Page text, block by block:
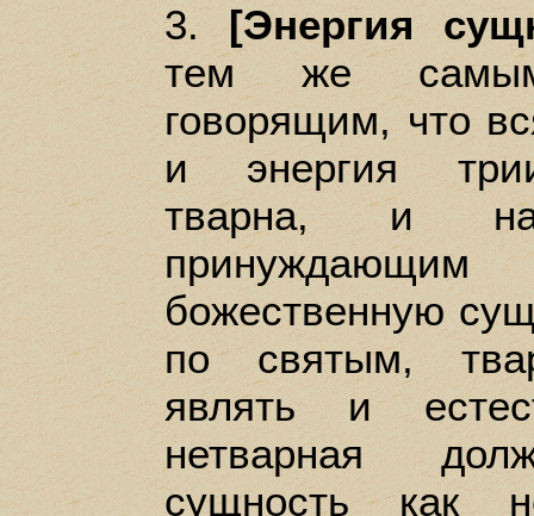
3.[Энергия
тем же
говорящим, что
и энергия
тварна, и на
божественную
по святым,
являть и
нетварная
сущность как